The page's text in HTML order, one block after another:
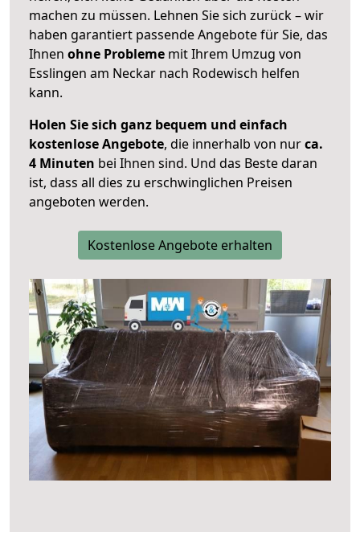
machen zu müssen. Lehnen Sie sich zurück – wir
haben garantiert passende Angebote für Sie, das
Ihnen ohne Probleme mit Ihrem Umzug von
Esslingen am Neckar nach Rodewisch helfen
kann.
Holen Sie sich ganz bequem und einfach
kostenlose Angebote, die innerhalb von nurca.
4 Minuten bei Ihnen sind. Und das Beste daran
ist, dass all dies zu erschwinglichen Preisen
angeboten werden.
Kostenlose Angebote erhalten